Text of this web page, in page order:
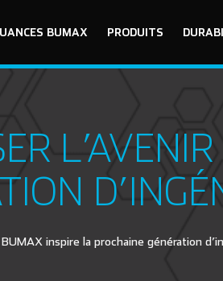
BUMAX PRODUITS
BUMAX inspire la prochaine génération